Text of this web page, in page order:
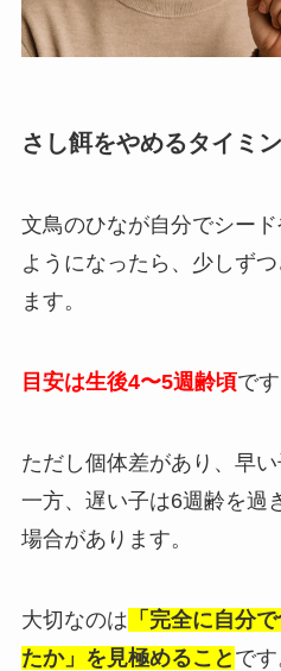
さし餌をやめるタイミ
文鳥のひなが自分でシー
ようになったら、少しず
ます。
目安は生後4〜5週齢頃です
ただし個体差があり、早
一方、遅い子は6週齢を過
場合があります。
大切なのは 「完全に自分
たか」を見極めること です